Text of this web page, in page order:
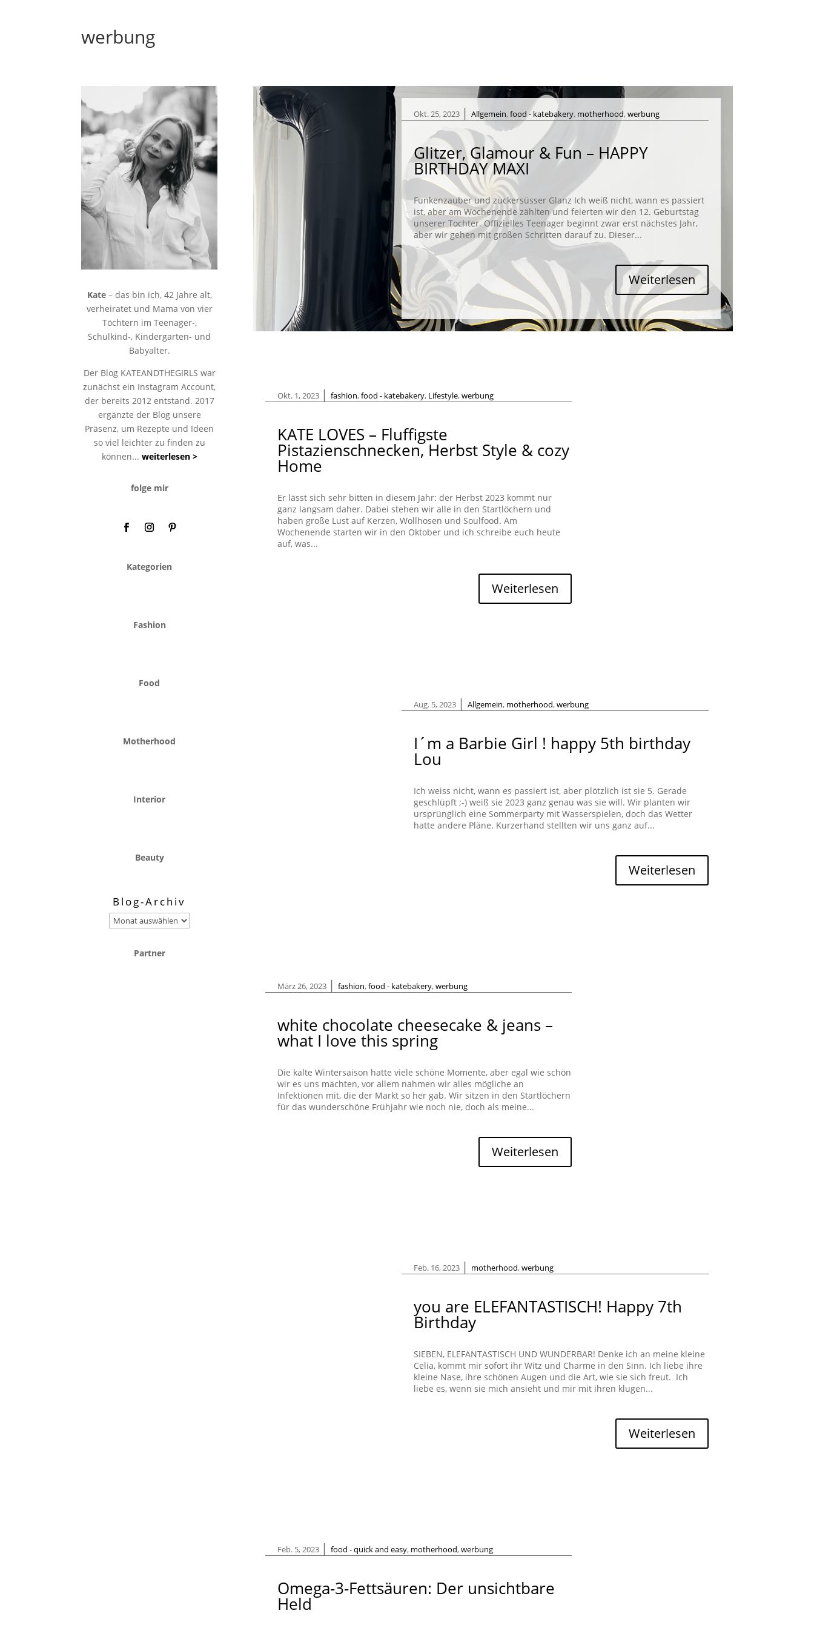
werbung
Kate– das bin ich, 42 Jahre alt,
verheiratet und Mama von vier
Töchtern im Teenager-,
Schulkind-, Kindergarten- und
Babyalter.
Der Blog KATEANDTHEGIRLS war
zunächst ein Instagram Account,
der bereits 2012 entstand. 2017
ergänzte der Blog unsere
Präsenz, um Rezepte und Ideen
so viel leichter zu finden zu
können... weiterlesen >
folge mir
Kategorien
Fashion
Food
Motherhood
Interior
Beauty
Blog-Archiv
Blog-
Partner
Okt. 25, 2023 |Allgemein,food - katebakery, motherhood,werbung
Glitzer, Glamour & Fun – HAPPY
BIRTHDAY MAXI
Funkenzauber und zuckersüsser Glanz Ich weiß nicht, wann es passiert
ist, aber am Wochenende zählten und feierten wir den 12. Geburtstag
unserer Tochter. Offizielles Teenager beginnt zwar erst nächstes Jahr,
aber wir gehen mit großen Schritten darauf zu. Dieser...
Weiterlesen
Okt. 1, 2023 | fashion,food - katebakery, Lifestyle,werbung
KATE LOVES – Fluffigste
Pistazienschnecken, Herbst Style & cozy
Home
Er lässt sich sehr bitten in diesem Jahr: der Herbst 2023 kommt nur
ganz langsam daher. Dabei stehen wir alle in den Startlöchern und
haben große Lust auf Kerzen, Wollhosen und Soulfood. Am
Wochenende starten wir in den Oktober und ich schreibe euch heute
auf, was...
Weiterlesen
Aug. 5, 2023 |Allgemein, motherhood,werbung
I´m a Barbie Girl ! happy 5th birthday
Lou
Ich weiss nicht, wann es passiert ist, aber plötzlich ist sie 5. Gerade
geschlüpft ;-) weiß sie 2023 ganz genau was sie will. Wir planten wir
ursprünglich eine Sommerparty mit Wasserspielen, doch das Wetter
hatte andere Pläne. Kurzerhand stellten wir uns ganz auf...
Weiterlesen
März 26, 2023 | fashion,food - katebakery,werbung
white chocolate cheesecake & jeans –
what I love this spring
Die kalte Wintersaison hatte viele schöne Momente, aber egal wie schön
wir es uns machten, vor allem nahmen wir alles mögliche an
Infektionen mit, die der Markt so her gab. Wir sitzen in den Startlöchern
für das wunderschöne Frühjahr wie noch nie, doch als meine...
Weiterlesen
Feb. 16, 2023 | motherhood,werbung
you are ELEFANTASTISCH! Happy 7th
Birthday
SIEBEN, ELEFANTASTISCH UND WUNDERBAR! Denke ich an meine kleine
Celia, kommt mir sofort ihr Witz und Charme in den Sinn. Ich liebe ihre
kleine Nase, ihre schönen Augen und die Art, wie sie sich freut. Ich
liebe es, wenn sie mich ansieht und mir mit ihren klugen...
Weiterlesen
Feb. 5, 2023 | food - quick and easy, motherhood,werbung
Omega-3-Fettsäuren: Der unsichtbare
Held